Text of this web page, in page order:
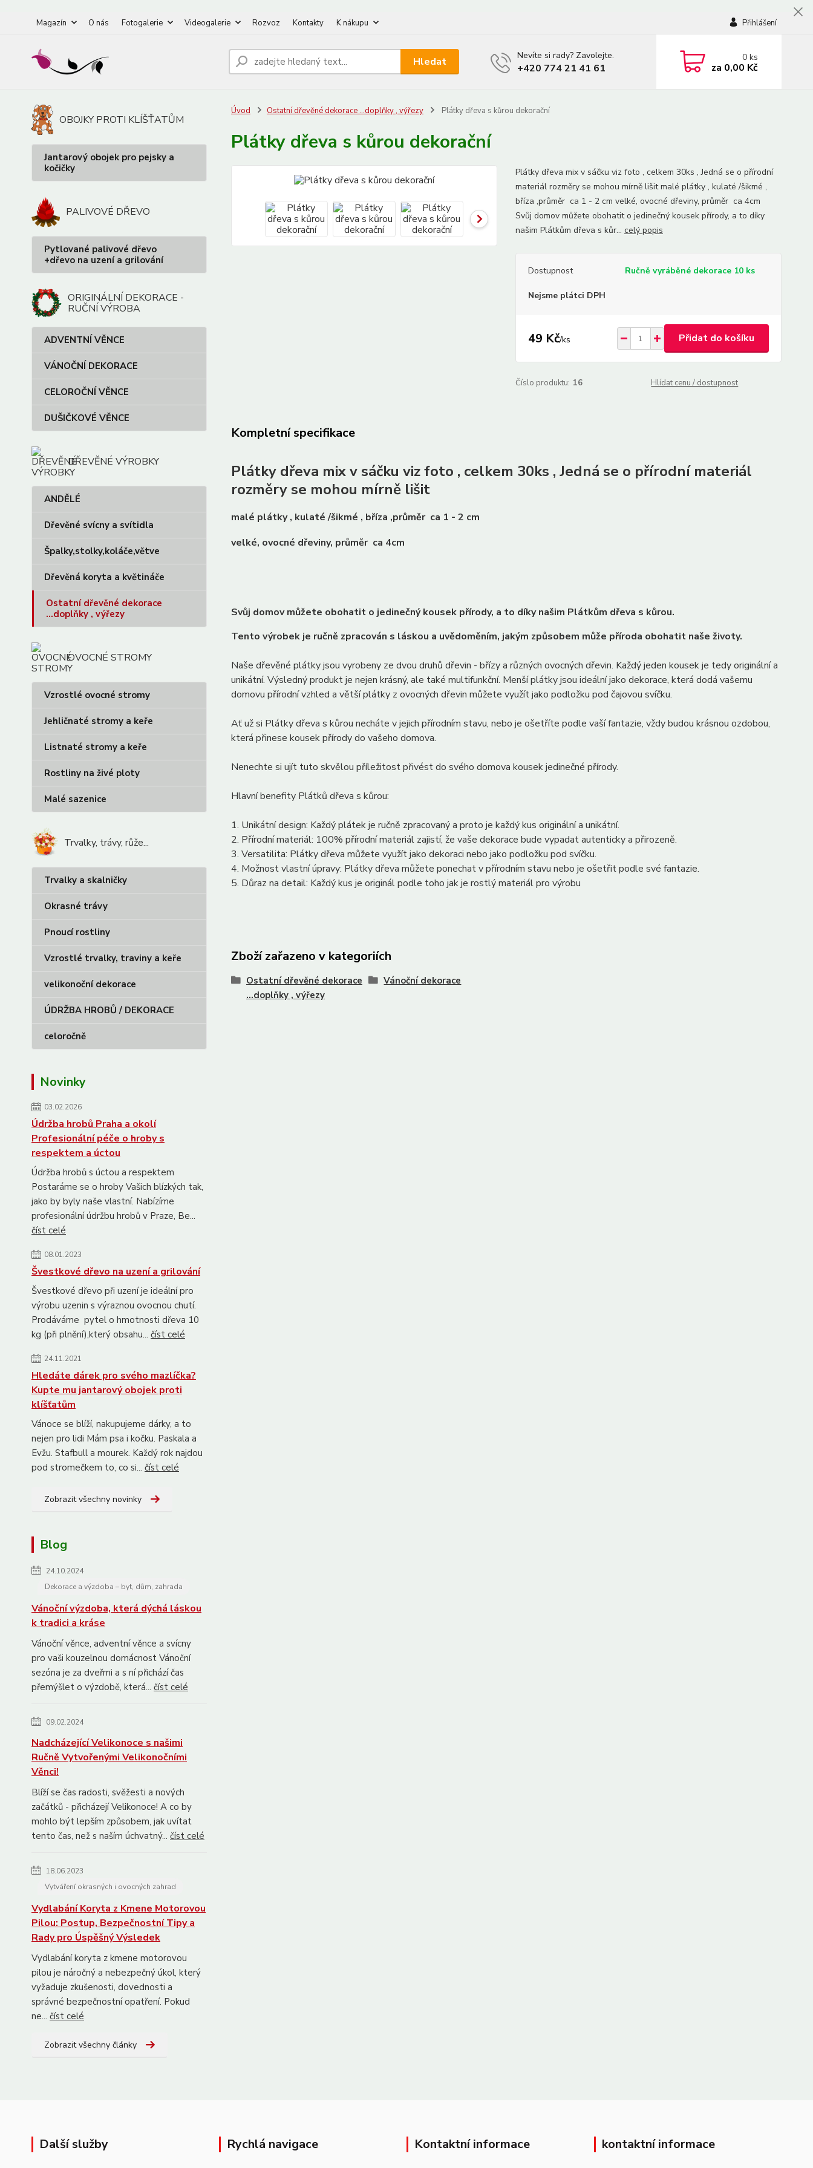
Magazín O nás Fotogalerie Videogalerie Rozvoz Kontakty K nákupu Přihlášení
Hledat Nevíte si rady? Zavolejte.
+420 774 21 41 61
0ks
za 0,00 Kč
OBOJKY PROTI KLÍŠŤATŮM
Jantarový obojek pro pejsky a
kočičky
PALIVOVÉ DŘEVO
Pytlované palivové dřevo
+dřevo na uzení a grilování
ORIGINÁLNÍ DEKORACE -
RUČNÍ VÝROBA
ADVENTNÍ VĚNCE
VÁNOČNÍ DEKORACE
CELOROČNÍ VĚNCE
DUŠIČKOVÉ VĚNCE
DŘEVĚNÉ VÝROBKY
ANDĚLÉ
Dřevěné svícny a svítidla
Špalky,stolky,koláče,větve
Dřevěná koryta a květináče
Ostatní dřevěné dekorace
...doplňky , výřezy
OVOCNÉ STROMY
Vzrostlé ovocné stromy
Jehličnaté stromy a keře
Listnaté stromy a keře
Rostliny na živé ploty
Malé sazenice
Trvalky, trávy, růže...
Trvalky a skalničky
Okrasné trávy
Pnoucí rostliny
Vzrostlé trvalky, traviny a keře
velikonoční dekorace
ÚDRŽBA HROBŮ / DEKORACE
celoročně
Novinky
03.02.2026
Údržba hrobů Praha a okolí
Profesionální péče o hroby s
respektem a úctou
Údržba hrobů s úctou a respektem
Postaráme se o hroby Vašich blízkých tak,
jako by byly naše vlastní. Nabízíme
profesionální údržbu hrobů v Praze, Be...
číst celé
08.01.2023
Švestkové dřevo na uzení a grilování
Švestkové dřevo při uzení je ideální pro
výrobu uzenin s výraznou ovocnou chutí.
Prodáváme pytel o hmotnosti dřeva 10
kg (při plnění),který obsahu... číst celé
24.11.2021
Hledáte dárek pro svého mazlíčka?
Kupte mu jantarový obojek proti
klíšťatům
Vánoce se blíží, nakupujeme dárky, a to
nejen pro lidi Mám psa i kočku. Paskala a
Evžu. Stafbull a mourek. Každý rok najdou
pod stromečkem to, co si... číst celé
Zobrazit všechny novinky
Blog
24.10.2024
Dekorace a výzdoba – byt, dům, zahrada
Vánoční výzdoba, která dýchá láskou
k tradici a kráse
Vánoční věnce, adventní věnce a svícny
pro vaši kouzelnou domácnost Vánoční
sezóna je za dveřmi a s ní přichází čas
přemýšlet o výzdobě, která... číst celé
09.02.2024
Nadcházející Velikonoce s našimi
Ručně Vytvořenými Velikonočními
Věnci!
Blíží se čas radosti, svěžesti a nových
začátků - přicházejí Velikonoce! A co by
mohlo být lepším způsobem, jak uvítat
tento čas, než s naším úchvatný... číst celé
18.06.2023
Vytváření okrasných i ovocných zahrad
Vydlabání Koryta z Kmene Motorovou
Pilou: Postup, Bezpečnostní Tipy a
Rady pro Úspěšný Výsledek
Vydlabání koryta z kmene motorovou
pilou je náročný a nebezpečný úkol, který
vyžaduje zkušenosti, dovednosti a
správné bezpečnostní opatření. Pokud
ne... číst celé
Zobrazit všechny články
Úvod Ostatní dřevěné dekorace ...doplňky , výřezy Plátky dřeva s kůrou dekorační
Plátky dřeva s kůrou dekorační
Plátky dřeva mix v sáčku viz foto , celkem 30ks , Jedná se o přírodní
materiál rozměry se mohou mírně lišit malé plátky , kulaté /šikmé ,
bříza ,průměr ca 1 - 2 cm velké, ovocné dřeviny, průměr ca 4cm
Svůj domov můžete obohatit o jedinečný kousek přírody, a to díky
našim Plátkům dřeva s kůr... celý popis
Dostupnost Ručně vyráběné dekorace 10 ks
Nejsme plátci DPH
49 Kč/ks Přidat do košíku
Číslo produktu: 16 Hlídat cenu / dostupnost
Kompletní specifikace
Plátky dřeva mix v sáčku viz foto , celkem 30ks , Jedná se o přírodní materiál
rozměry se mohou mírně lišit
malé plátky , kulaté /šikmé , bříza ,průměr ca 1 - 2 cm
velké, ovocné dřeviny, průměr ca 4cm
Svůj domov můžete obohatit o jedinečný kousek přírody, a to díky našim Plátkům dřeva s kůrou.
Tento výrobek je ručně zpracován s láskou a uvědoměním, jakým způsobem může příroda obohatit naše životy.
Naše dřevěné plátky jsou vyrobeny ze dvou druhů dřevin - břízy a různých ovocných dřevin. Každý jeden kousek je tedy originální a
unikátní. Výsledný produkt je nejen krásný, ale také multifunkční. Menší plátky jsou ideální jako dekorace, která dodá vašemu
domovu přírodní vzhled a větší plátky z ovocných dřevin můžete využít jako podložku pod čajovou svíčku.
Ať už si Plátky dřeva s kůrou necháte v jejich přírodním stavu, nebo je ošetříte podle vaší fantazie, vždy budou krásnou ozdobou,
která přinese kousek přírody do vašeho domova.
Nenechte si ujít tuto skvělou příležitost přivést do svého domova kousek jedinečné přírody.
Hlavní benefity Plátků dřeva s kůrou:
1. Unikátní design: Každý plátek je ručně zpracovaný a proto je každý kus originální a unikátní.
2. Přírodní materiál: 100% přírodní materiál zajistí, že vaše dekorace bude vypadat autenticky a přirozeně.
3. Versatilita: Plátky dřeva můžete využít jako dekoraci nebo jako podložku pod svíčku.
4. Možnost vlastní úpravy: Plátky dřeva můžete ponechat v přírodním stavu nebo je ošetřit podle své fantazie.
5. Důraz na detail: Každý kus je originál podle toho jak je rostlý materiál pro výrobu
Zboží zařazeno v kategoriích
Ostatní dřevěné dekorace
...doplňky , výřezy
Vánoční dekorace
Další služby Rychlá navigace Kontaktní informace kontaktní informace